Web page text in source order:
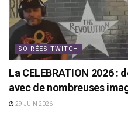
SOIRÉES TWITCH
La CELEBRATION 2026
avec de nombreuses
29 JUIN 2026